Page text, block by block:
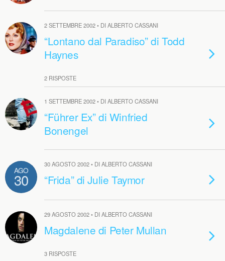
2 SETTEMBRE 2002 • DI ALBERTO CASSANI
“Lontano dal Paradiso” di Todd
Haynes
2 RISPOSTE
1 SETTEMBRE 2002 • DI ALBERTO CASSANI
“Führer Ex” di Winfried
Bonengel
AGO
30
30 AGOSTO 2002 • DI ALBERTO CASSANI
“Frida” di Julie Taymor
29 AGOSTO 2002 • DI ALBERTO CASSANI
Magdalene di Peter Mullan
3 RISPOSTE